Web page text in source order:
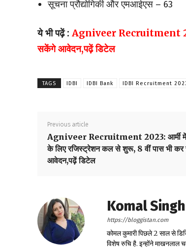
सूचना प्रौद्योगिकी और एमआईएस – 63
ये भी पढ़ें : Agniveer Recruitment
सकेंगे आवेदन,पढ़ें डिटेल
TAGS IDBI IDBI Bank IDBI Recruitment
Previous article
Agniveer Recruitment 2023: आर्मी में
के लिए रजिस्ट्रेशन कल से शुरू, 8 वीं पास भी
आवेदन,पढ़ें डिटेल
Komal Singh
https://bloggistan.com
कोमल कुमारी पिछले 2 साल से
विशेष रुचि है. इन्होंने माखनलाल